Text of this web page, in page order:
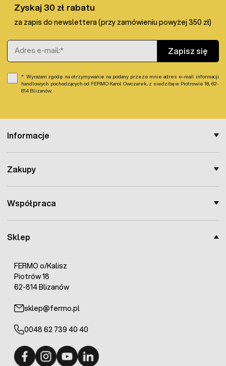
Sklep
FERMO o/Kalisz
Piotrów 18
62-814 Blizanów
sklep@fermo.pl
0048 62 739 40 40
Informacje
Zakupy
Współpraca
Zyskaj 30 zł rabatu
za zapis do newslettera (przy zamówieniu powyżej 350 zł)
Adres e-mail
Zapisz się
Wyrażam zgodę na otrzymywanie na podany przeze mnie adres e-mail informacji
handlowych pochodzących od FERMO Karol Owczarek, z siedzibą w Piotrowie 18, 62-
814 Blizanów.